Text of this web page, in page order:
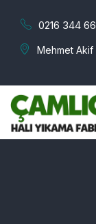
0216 344
Mehmet